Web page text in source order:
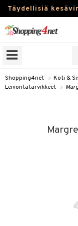
Täydellisiä
Kauneudenhoito
Piilolinssit
Lelut, Lapsi &
Shopping4net » Koti &
Leivontatarvikkeet »